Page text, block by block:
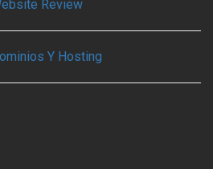
Review
Y Hosting